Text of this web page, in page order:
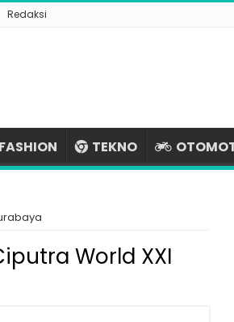
Redaksi
FASHION TEKNO
World XXI